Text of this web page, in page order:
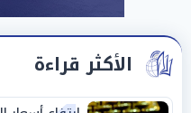
الأكثر قراءة